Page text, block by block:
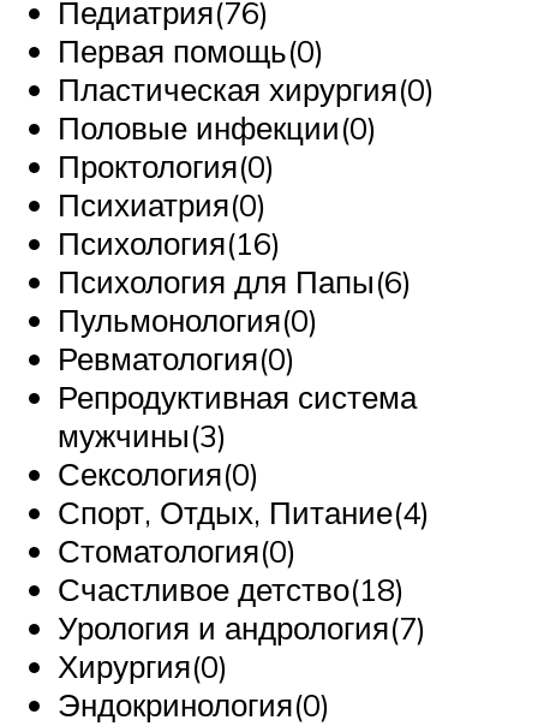
Педиатрия(76)
Первая помощь(0)
Пластическая хирургия(0)
Половые инфекции(0)
Проктология(0)
Психиатрия(0)
Психология(16)
Психология для Папы(6)
Пульмонология(0)
Ревматология(0)
Репродуктивная система
мужчины(3)
Сексология(0)
Спорт, Отдых, Питание(4)
Стоматология(0)
Счастливое детство(18)
Урология и андрология(7)
Хирургия(0)
Эндокринология(0)